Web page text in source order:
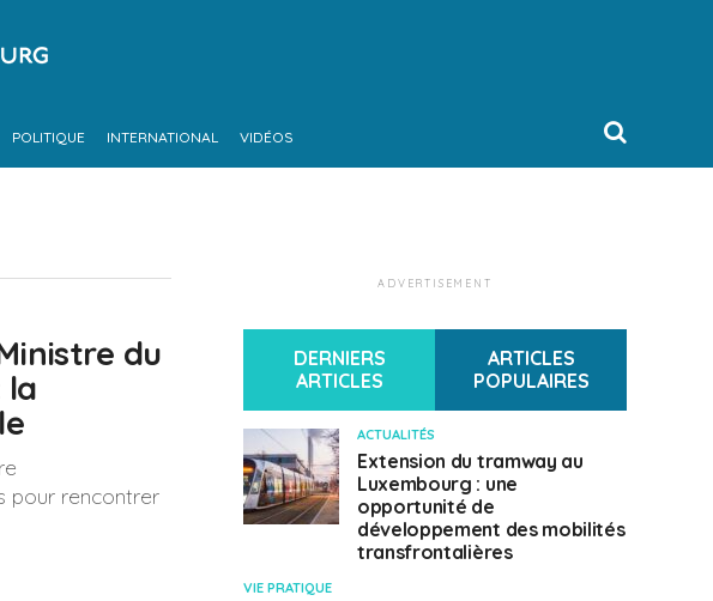
POLITIQUE INTERNATIONAL VIDÉOS
du
la
pour rencontrer
ADVERTISEMENT
DERNIERS
ARTICLES
ARTICLES
POPULAIRES
ACTUALITÉS
Extension du tramway au
Luxembourg : une
opportunité de
développement des mobilités
transfrontalières
VIE PRATIQUE